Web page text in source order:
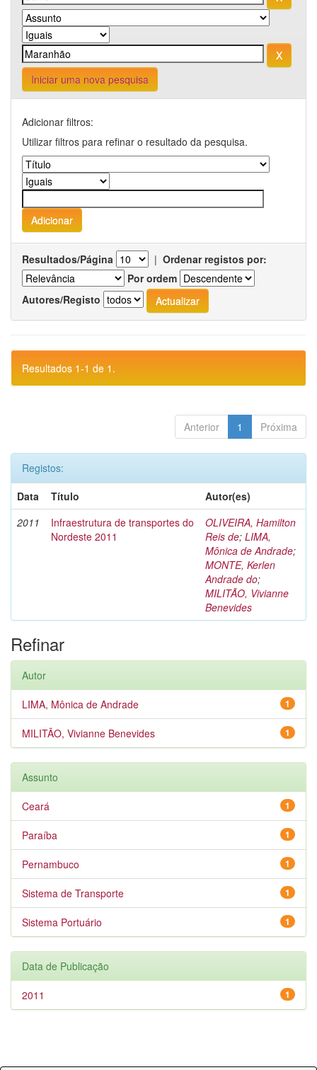
Iniciar uma nova pesquisa
Adicionar filtros:
Utilizar filtros para refinar o resultado da pesquisa.
Resultados/Página | Ordenar registos por:
Por ordem
Autores/Registo
Resultados 1-1 de 1.
Anterior 1 Próxima
Registos:
Data
Título
Autor(es)
2011
Infraestrutura de transportes do
Nordeste 2011
OLIVEIRA, Hamilton
Reis de; LIMA,
Mônica de Andrade;
MONTE, Kerlen
Andrade do;
MILITÃO, Vivianne
Benevides
Refinar
Autor
1
LIMA, Mônica de Andrade
1
MILITÃO, Vivianne Benevides
Assunto
1
Ceará
1
Paraíba
1
Pernambuco
1
Sistema de Transporte
1
Sistema Portuário
Data de Publicação
1
2011